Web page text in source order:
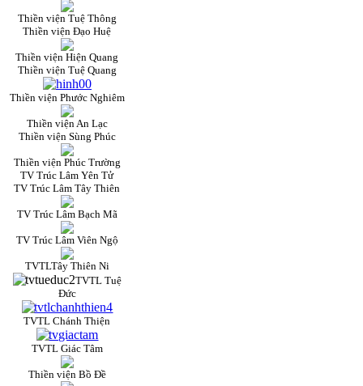
Thiền viện Tuệ Thông
Thiền viện Đạo Huệ
Thiền viện Hiện Quang
Thiền viện Tuệ Quang
Thiền viện Phước Nghiêm
Thiền viện An Lạc
Thiền viện Sùng Phúc
Thiền viện Phúc Trường
TV Trúc Lâm Yên Tử
TV Trúc Lâm Tây Thiên
TV Trúc Lâm Bạch Mã
TV Trúc Lâm Viên Ngộ
TVTLTây Thiên Ni
TVTL Tuệ
Đức
TVTL Chánh Thiện
TVTL Giác Tâm
Thiền viện Bồ Đề